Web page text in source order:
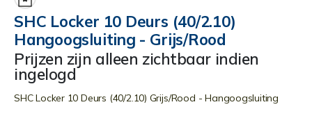
begin
van
de
afbeeldingen-
gallerij
SHC Locker 10 Deurs (40/2.10)
Hangoogsluiting - Grijs/Rood
Prijzen zijn alleen zichtbaar indien
ingelogd
SHC Locker 10 Deurs (40/2.10) Grijs/Rood - Hangoogsluiting